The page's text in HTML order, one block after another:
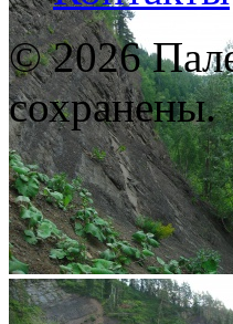
© 2026
сохранены.